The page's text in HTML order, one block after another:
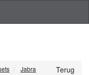
Terug
Jabra